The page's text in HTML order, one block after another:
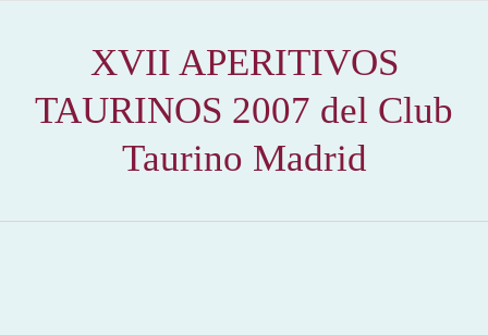
XVII APERITIVOS
TAURINOS 2007 del Club
Taurino Madrid